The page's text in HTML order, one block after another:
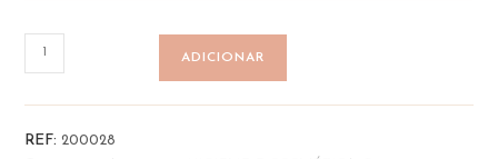
Quantidade
de
Mini
ADICIONAR
REF:200028